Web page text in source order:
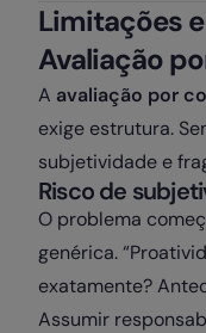
Limitações
Avaliação
A avaliação por
exige estrutura.
subjetividade e
Risco de
O problema
genérica.
exatamente?
Assumir